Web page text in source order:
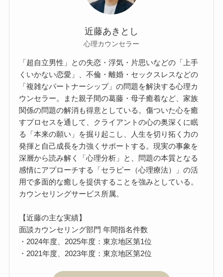
近藤あきとし
心理カウンセラー
「超自立男性」との失恋・浮気・片思いなどの「上手
くいかない恋愛」、不倫・離婚・セックスレスなどの
「複雑なパートナーシップ」の問題を解決する心理カ
ウンセラー。また親子間の葛藤・母子癒着など、家族
関係の問題の解消も得意としている。傷ついた心を癒
すプロセスを通して、クライアントの心の奥深くに眠
る「本来の願い」を掘り起こし、人生を切り拓く力の
発揮と自己成長を力強くサポートする。現実の事象を
深層から読み解く「心理分析」と、問題の本質となる
感情にアプローチする「セラピー（心理療法）」の活
用で多面的な癒しを提供することを強みとしている。
カウンセリングサービス所属。
【近藤の主な実績】
面談カウンセリング部門 年間指名件数
・2024年度、2025年度：東京地区第1位
・2021年度、2023年度：東京地区第2位